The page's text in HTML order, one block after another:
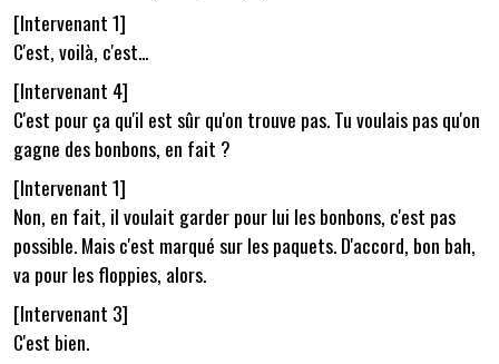
[Intervenant 1]
C'est, voilà, c'est...
[Intervenant 4]
C'est pour ça qu'il est sûr qu'on trouve pas. Tu voulais pas qu'on
gagne des bonbons, en fait ?
[Intervenant 1]
Non, en fait, il voulait garder pour lui les bonbons, c'est pas
possible. Mais c'est marqué sur les paquets. D'accord, bon bah,
va pour les floppies, alors.
[Intervenant 3]
C'est bien.